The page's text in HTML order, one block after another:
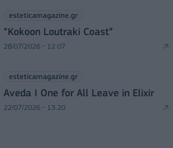
esteticamagazine.gr
“Kokoon Loutraki Coast”
28/07/2026 - 12:07
esteticamagazine.gr
Aveda I One for All Leave in Elixir
22/07/2026 - 13:20